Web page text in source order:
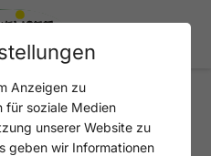
NORD
Anzeigen zu
für soziale Medien
unserer Website zu
geben wir Informationen